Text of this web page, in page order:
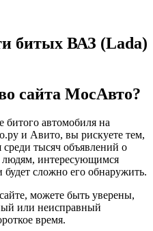
битых ВАЗ (Lada)
сайта МосАвто?
битого автомобиля на
и Авито, вы рискуете тем,
среди тысяч объявлений о
интересующимся
сложно его обнаружить.
можете быть уверены,
или неисправный
время.